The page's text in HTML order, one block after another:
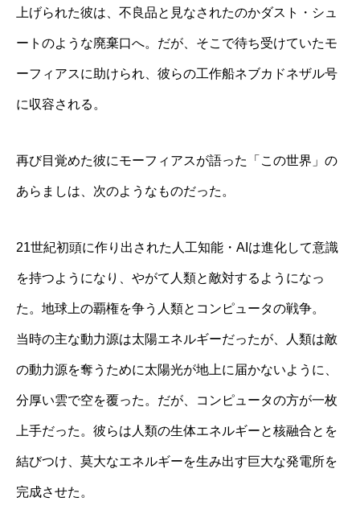
上げられた彼は、不良品と見なされたのかダスト・シュ
ートのような廃棄口へ。だが、そこで待ち受けていたモ
ーフィアスに助けられ、彼らの工作船ネブカドネザル号
に収容される。
再び目覚めた彼にモーフィアスが語った「この世界」の
あらましは、次のようなものだった。
21世紀初頭に作り出された人工知能・AIは進化して意識
を持つようになり、やがて人類と敵対するようになっ
た。地球上の覇権を争う人類とコンピュータの戦争。
当時の主な動力源は太陽エネルギーだったが、人類は敵
の動力源を奪うために太陽光が地上に届かないように、
分厚い雲で空を覆った。だが、コンピュータの方が一枚
上手だった。彼らは人類の生体エネルギーと核融合とを
結びつけ、莫大なエネルギーを生み出す巨大な発電所を
完成させた。